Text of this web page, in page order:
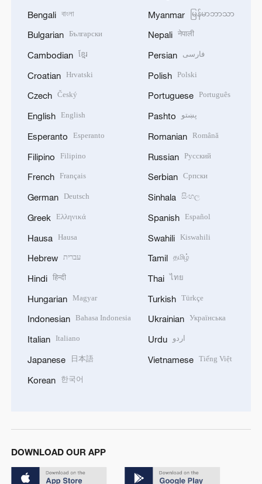
Bengali বাংলা
Bulgarian Български
Cambodian ខ្មែរ
Croatian Hrvatski
Czech Český
English English
Esperanto Esperanto
Filipino Filipino
French Français
German Deutsch
Greek Ελληνικά
Hausa Hausa
Hebrew עברית
Hindi हिन्दी
Hungarian Magyar
Indonesian Bahasa Indonesia
Italian Italiano
Japanese 日本語
Korean 한국어
Myanmar မြန်မာဘာသာ
Nepali नेपाली
Persian فارسی
Polish Polski
Portuguese Português
Pashto پښتو
Romanian Română
Russian Русский
Serbian Српски
Sinhala සිංහල
Spanish Español
Swahili Kiswahili
Tamil தமிழ்
Thai ไทย
Turkish Türkçe
Ukrainian Українська
Urdu اردو
Vietnamese Tiếng Việt
DOWNLOAD OUR APP